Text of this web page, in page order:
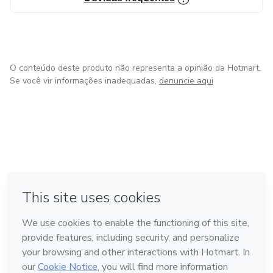
O conteúdo deste produto não representa a opinião da Hotmart.
Se você vir informações inadequadas, denuncie aqui
Feito com ❤ em Amsterdam
Conheça a Hotmart